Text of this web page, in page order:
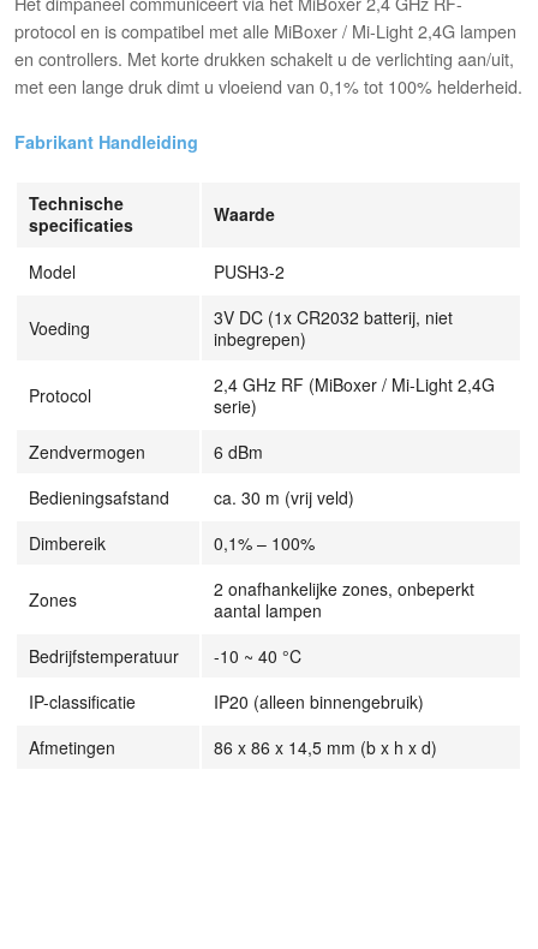
protocol en is compatibel met alle MiBoxer / Mi-Light 2,4G lampen
en controllers. Met korte drukken schakelt u de verlichting aan/uit,
met een lange druk dimt u vloeiend van 0,1% tot 100% helderheid.
Fabrikant Handleiding
Technische
specificaties
Waarde
Model PUSH3-2
Voeding
3V DC (1x CR2032 batterij, niet
inbegrepen)
Protocol
2,4 GHz RF (MiBoxer / Mi-Light 2,4G
serie)
Zendvermogen
6 dBm
Bedieningsafstand
ca. 30 m (vrij veld)
Dimbereik
0,1% – 100%
Zones
2 onafhankelijke zones, onbeperkt
aantal lampen
Bedrijfstemperatuur
-10 ~ 40 °C
IP-classificatie
IP20 (alleen binnengebruik)
Afmetingen
86 x 86 x 14,5 mm (b x h x d)